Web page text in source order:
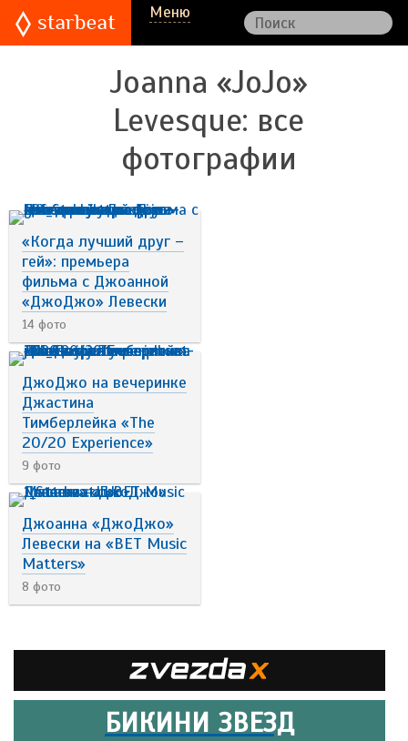
Меню
Joanna «JoJo»
Levesque: все
фотографии
«Когда лучший друг –
гей»: премьера
фильма с Джоанной
«ДжоДжо» Левески
14 фото
ДжоДжо на вечеринке
Джастина
Тимберлейка «The
20/20 Experience»
9 фото
Джоанна «ДжоДжо»
Левески на «BET Music
Matters»
8 фото
БИКИНИ ЗВЕЗД